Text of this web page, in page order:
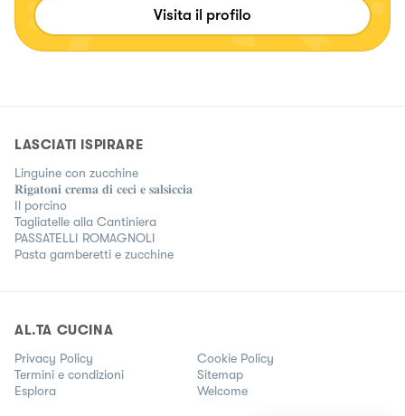
Visita il profilo
LASCIATI ISPIRARE
Linguine con zucchine
𝐑𝐢𝐠𝐚𝐭𝐨𝐧𝐢 𝐜𝐫𝐞𝐦𝐚 𝐝𝐢 𝐜𝐞𝐜𝐢 𝐞 𝐬𝐚𝐥𝐬𝐢𝐜𝐜𝐢𝐚
Il porcino
Tagliatelle alla Cantiniera
PASSATELLI ROMAGNOLI
Pasta gamberetti e zucchine
AL.TA CUCINA
Privacy Policy
Cookie Policy
Termini e condizioni
Sitemap
Esplora
Welcome